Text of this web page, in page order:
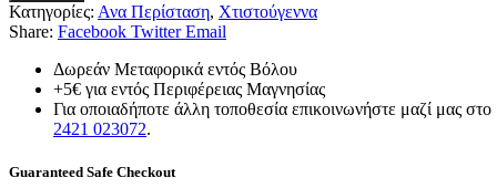
Κατηγορίες: Ανα Περίσταση, Χτιστούγεννα
Share: Facebook Twitter Email
Δωρεάν Μεταφορικά εντός Βόλου
+5€ για εντός Περιφέρειας Μαγνησίας
Για οποιαδήποτε άλλη τοποθεσία επικοινωνήστε μαζί μας στο
2421 023072.
Guaranteed Safe Checkout